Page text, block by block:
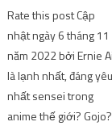
Rate this post Cập
nhật ngày 6 tháng 11
năm 2022 bởi Ernie Ai
là lạnh nhất, đáng yêu
nhất sensei trong
anime thế giới? Gojo?